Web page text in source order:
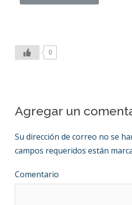
0
Agregar un
Su dirección de correo no se
campos requeridos están
Comentario